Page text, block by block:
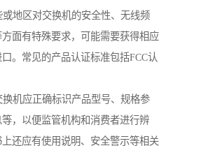
地区对交换机的安全性、无线频
面有特殊要求，可能需要获得相应
。常见的产品认证标准包括FCC认
机应正确标识产品型号、规格参
，以便监管机构和消费者进行辨
还应有使用说明、安全警示等相关